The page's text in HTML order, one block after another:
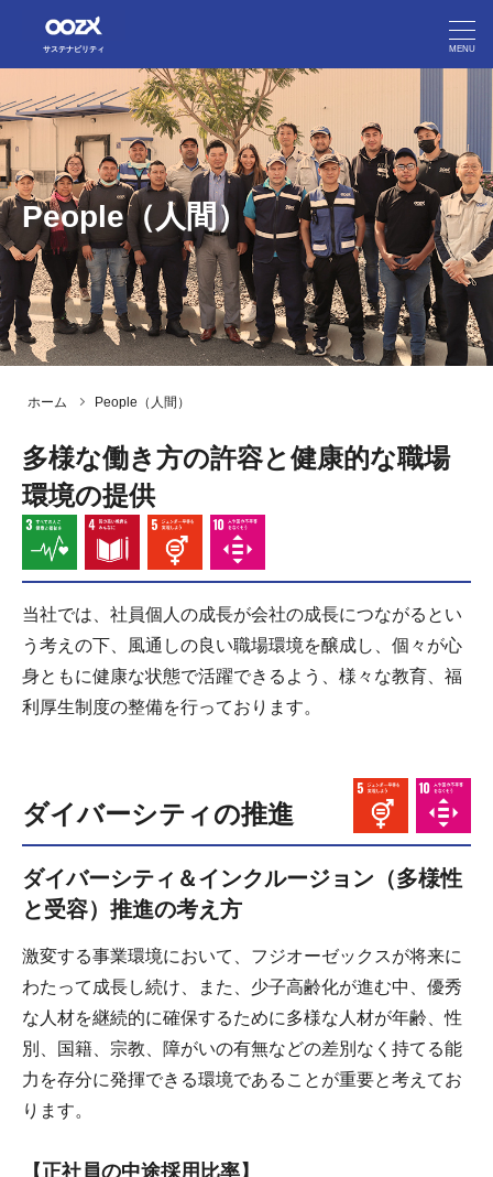
サステナビリティ
フジオーゼックスのマテリアリティ
People（人間）
Prosperity（繁栄）
Planet（地球）
活動報告
企業サイト
MENU
People（人間）
ホーム People（人間）
多様な働き方の許容と健康的な職場
環境の提供
当社では、社員個人の成長が会社の成長につながるとい
う考えの下、風通しの良い職場環境を醸成し、個々が心
身ともに健康な状態で活躍できるよう、様々な教育、福
利厚生制度の整備を行っております。
ダイバーシティの推進
ダイバーシティ＆インクルージョン（多様性
と受容）推進の考え方
激変する事業環境において、フジオーゼックスが将来に
わたって成長し続け、また、少子高齢化が進む中、優秀
な人材を継続的に確保するために多様な人材が年齢、性
別、国籍、宗教、障がいの有無などの差別なく持てる能
力を存分に発揮できる環境であることが重要と考えてお
ります。
【正社員の中途採用比率】
フジオーゼックスのマテリアリティ
People（人間）
Prosperity（繁栄）
Planet（地球）
活動報告